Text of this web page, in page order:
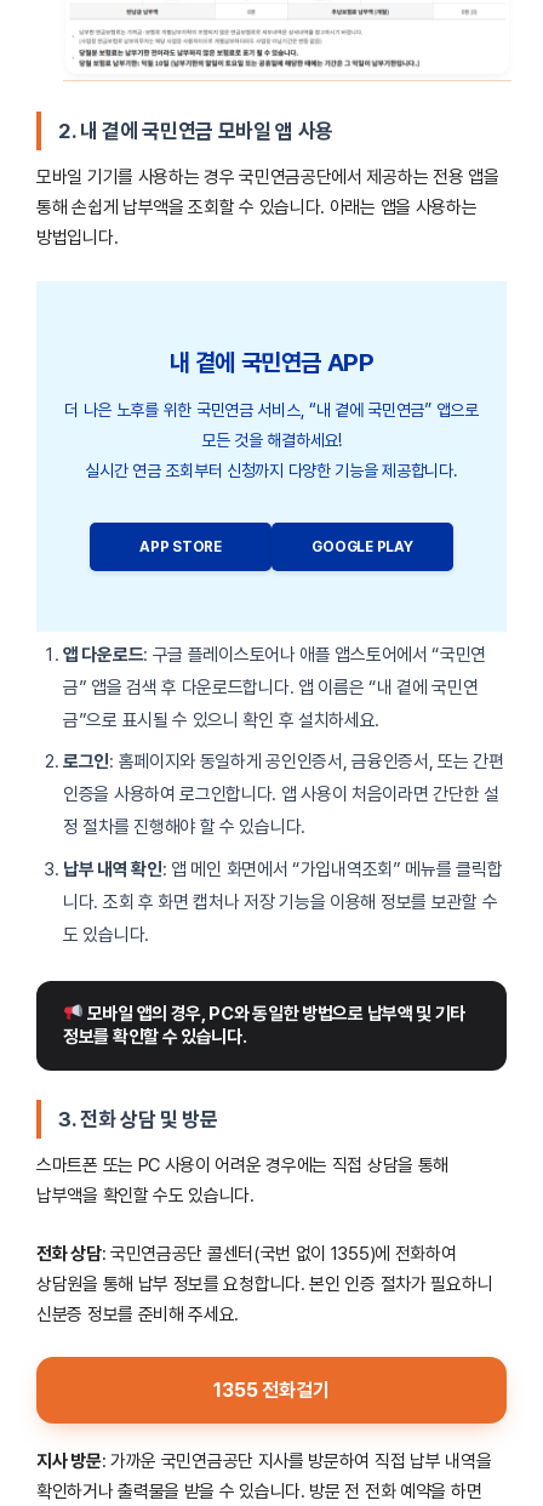
2. 내 곁에 국민연금 모바일 앱 사용
모바일 기기를 사용하는 경우 국민연금공단에서 제공하는 전용 앱을
통해 손쉽게 납부액을 조회할 수 있습니다. 아래는 앱을 사용하는
방법입니다.
내 곁에 국민연금 APP
더 나은 노후를 위한 국민연금 서비스, “내 곁에 국민연금” 앱으로
모든 것을 해결하세요!
실시간 연금 조회부터 신청까지 다양한 기능을 제공합니다.
APP STORE GOOGLE PLAY
앱 다운로드: 구글 플레이스토어나 애플 앱스토어에서 “국민연
금” 앱을 검색 후 다운로드합니다. 앱 이름은 “내 곁에 국민연
금”으로 표시될 수 있으니 확인 후 설치하세요.
로그인: 홈페이지와 동일하게 공인인증서, 금융인증서, 또는 간편
인증을 사용하여 로그인합니다. 앱 사용이 처음이라면 간단한 설
정 절차를 진행해야 할 수 있습니다.
납부 내역 확인: 앱 메인 화면에서 “가입내역조회” 메뉴를 클릭합
니다. 조회 후 화면 캡처나 저장 기능을 이용해 정보를 보관할 수
도 있습니다.
모바일 앱의 경우, PC와 동일한 방법으로 납부액 및 기타
정보를 확인할 수 있습니다.
3. 전화 상담 및 방문
스마트폰 또는 PC 사용이 어려운 경우에는 직접 상담을 통해
납부액을 확인할 수도 있습니다.
전화 상담: 국민연금공단 콜센터(국번 없이 1355)에 전화하여
상담원을 통해 납부 정보를 요청합니다. 본인 인증 절차가 필요하니
신분증 정보를 준비해 주세요.
1355 전화걸기
지사 방문: 가까운 국민연금공단 지사를 방문하여 직접 납부 내역을
확인하거나 출력물을 받을 수 있습니다. 방문 전 전화 예약을 하면